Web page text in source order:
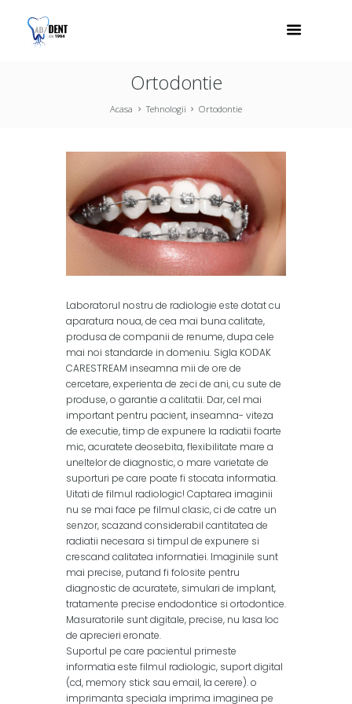
Ortodontie
Acasa Tehnologii Ortodontie
Laboratorul nostru de radiologie este dotat cu
aparatura noua, de cea mai buna calitate,
produsa de companii de renume, dupa cele
mai noi standarde in domeniu. Sigla KODAK
CARESTREAM inseamna mii de ore de
cercetare, experienta de zeci de ani, cu sute de
produse, o garantie a calitatii. Dar, cel mai
important pentru pacient, inseamna- viteza
de executie, timp de expunere la radiatii foarte
mic, acuratete deosebita, flexibilitate mare a
uneltelor de diagnostic, o mare varietate de
suporturi pe care poate fi stocata informatia.
Uitati de filmul radiologic! Captarea imaginii
nu se mai face pe filmul clasic, ci de catre un
senzor, scazand considerabil cantitatea de
radiatii necesara si timpul de expunere si
crescand calitatea informatiei. Imaginile sunt
mai precise, putand fi folosite pentru
diagnostic de acuratete, simulari de implant,
tratamente precise endodontice si ortodontice.
Masuratorile sunt digitale, precise, nu lasa loc
de aprecieri eronate.
Suportul pe care pacientul primeste
informatia este filmul radiologic, suport digital
(cd, memory stick sau email, la cerere). o
imprimanta speciala imprima imaginea pe